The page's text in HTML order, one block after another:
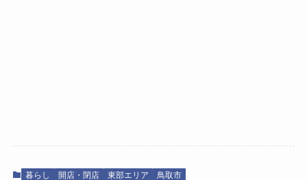
暮らし 開店・閉店 東部エリア 鳥取市